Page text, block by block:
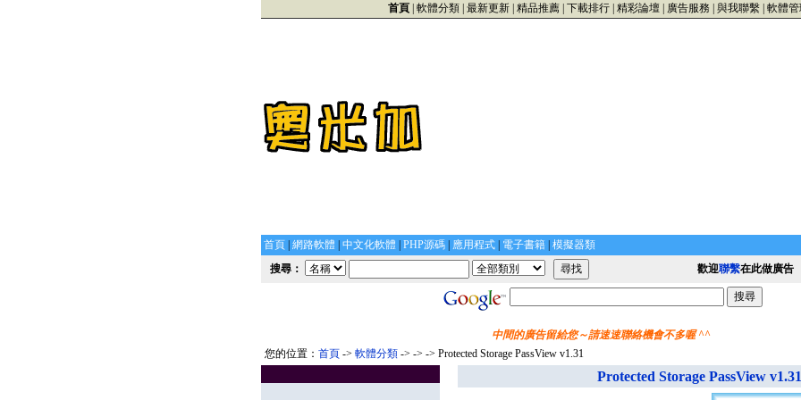
首頁| 軟體分類| 最新更新| 精品推薦| 下載排行| 精彩論壇| 廣告服務 與我聯繫| 軟體管
首頁 網路軟體 中文化軟體 PHP源碼 應用程式 電子書籍 模擬器類
搜尋：
歡迎聯繫在此做廣告
中間的廣告留給您～請速速聯絡機會不多喔 ^^
您的位置： 首頁 -> 軟體分類 -> -> -> Protected Storage PassView v1.31
Protected Storage PassView v1.31